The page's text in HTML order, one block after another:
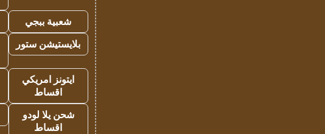
شعبية ببجي
بلايستيشن ستور
ايتونز امريكي
اقساط
شحن يلا لودو
اقساط